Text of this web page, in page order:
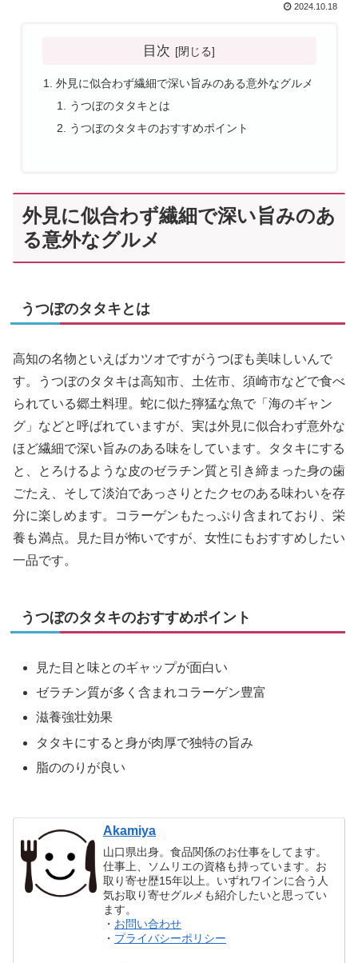
2024.10.18
目次
外見に似合わず繊細で深い旨みのある意外なグルメ
うつぼのタタキとは
うつぼのタタキのおすすめポイント
外見に似合わず繊細で深い旨みのあ
る意外なグルメ
うつぼのタタキとは
高知の名物といえばカツオですがうつぼも美味しいんで
す。うつぼのタタキは高知市、土佐市、須崎市などで食べ
られている郷土料理。蛇に似た獰猛な魚で「海のギャン
グ」などと呼ばれていますが、実は外見に似合わず意外な
ほど繊細で深い旨みのある味をしています。タタキにする
と、とろけるような皮のゼラチン質と引き締まった身の歯
ごたえ、そして淡泊であっさりとたクセのある味わいを存
分に楽しめます。コラーゲンもたっぷり含まれており、栄
養も満点。見た目が怖いですが、女性にもおすすめしたい
一品です。
うつぼのタタキのおすすめポイント
見た目と味とのギャップが面白い
ゼラチン質が多く含まれコラーゲン豊富
滋養強壮効果
タタキにすると身が肉厚で独特の旨み
脂ののりが良い
Akamiya
山口県出身。食品関係のお仕事をしてます。
仕事上、ソムリエの資格も持っています。お
取り寄せ歴15年以上。いずれワインに合う人
気お取り寄せグルメも紹介したいと思ってい
ます。
・ お問い合わせ
・ プライバシーポリシー